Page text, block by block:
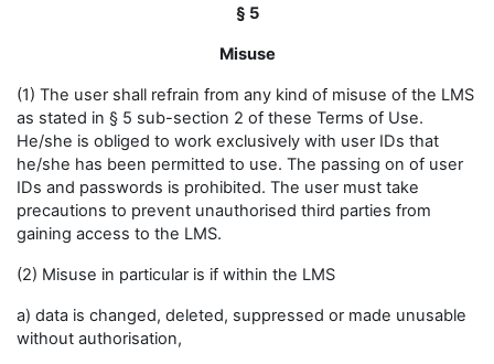
§ 5
Misuse
(1) The user shall refrain from any kind of misuse of the LMS
as stated in § 5 sub-section 2 of these Terms of Use.
He/she is obliged to work exclusively with user IDs that
he/she has been permitted to use. The passing on of user
IDs and passwords is prohibited. The user must take
precautions to prevent unauthorised third parties from
gaining access to the LMS.
(2) Misuse in particular is if within the LMS
a) data is changed, deleted, suppressed or made unusable
without authorisation,